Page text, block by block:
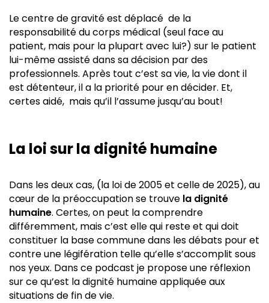
Le centre de gravité est déplacé de la
responsabilité du corps médical (seul face au
patient, mais pour la plupart avec lui?) sur le patient
lui-même assisté dans sa décision par des
professionnels. Après tout c’est sa vie, la vie dont il
est détenteur, il a la priorité pour en décider. Et,
certes aidé, mais qu’il l’assume jusqu’au bout!
La loi sur la dignité humaine
Dans les deux cas, (la loi de 2005 et celle de 2025), au
cœur de la préoccupation se trouve la dignité
humaine. Certes, on peut la comprendre
différemment, mais c’est elle qui reste et qui doit
constituer la base commune dans les débats pour et
contre une légifération telle qu’elle s’accomplit sous
nos yeux. Dans ce podcast je propose une réflexion
sur ce qu’est la dignité humaine appliquée aux
situations de fin de vie.